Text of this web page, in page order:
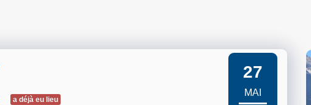
a déjà eu lieu
27
MAI